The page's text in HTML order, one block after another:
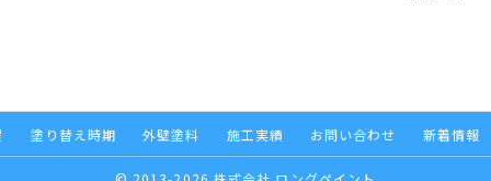
塗り替え時期 外壁塗料 施工実績 お問い合わせ 新着情報